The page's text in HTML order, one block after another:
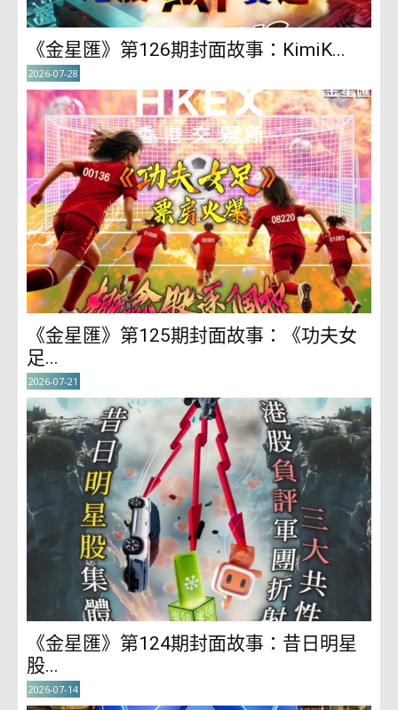
《金星匯》第126期封面故事：KimiK...
2026-07-28
《金星匯》第125期封面故事：《功夫女
足...
2026-07-21
《金星匯》第124期封面故事：昔日明星
股...
2026-07-14